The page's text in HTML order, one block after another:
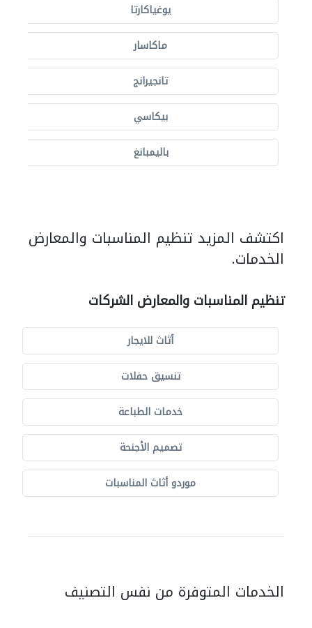
يوغياكارتا
ماكاسار
تانجيرانج
بيكاسي
باليمبانغ
اكتشف المزيد تنظيم المناسبات والمعارض
الخدمات.
تنظيم المناسبات والمعارض الشركات
أثاث للايجار
تنسيق حفلات
خدمات الطباعة
تصميم الأجنحة
موردو أثاث المناسبات
الخدمات المتوفرة من نفس التصنيف